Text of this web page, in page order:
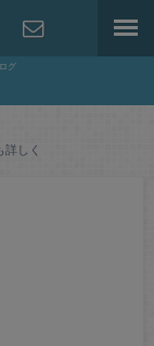
グ
しく